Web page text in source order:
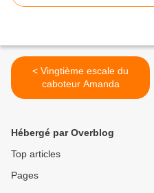
< Vingtième escale du
caboteur Amanda
Hébergé par Overblog
Top articles
Pages